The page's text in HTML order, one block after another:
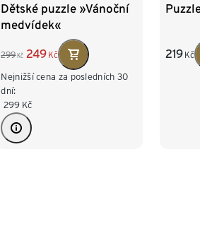
Dětské puzzle »Vánoční
medvídek«
299 Kč 249 Kč
Nejnižší cena za posledních 30
dní:
299 Kč
219 Kč